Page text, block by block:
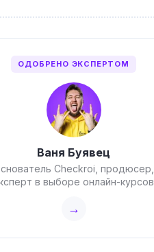
ОДОБРЕНО ЭКСПЕРТОМ
Ваня Буявец
Checkroi, продюсер,
в выборе онлайн-курсов
→